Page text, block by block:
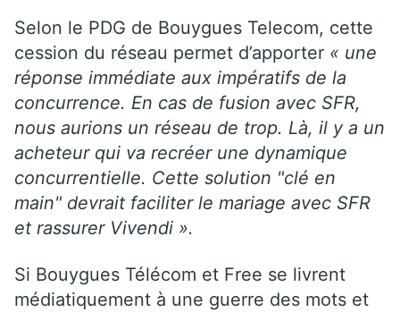
Selon le PDG de Bouygues Telecom, cette
cession du réseau permet d’apporter « une
réponse immédiate aux impératifs de la
concurrence. En cas de fusion avec SFR,
nous aurions un réseau de trop. Là, il y a un
acheteur qui va recréer une dynamique
concurrentielle. Cette solution "clé en
main" devrait faciliter le mariage avec SFR
et rassurer Vivendi ».
Si Bouygues Télécom et Free se livrent
médiatiquement à une guerre des mots et